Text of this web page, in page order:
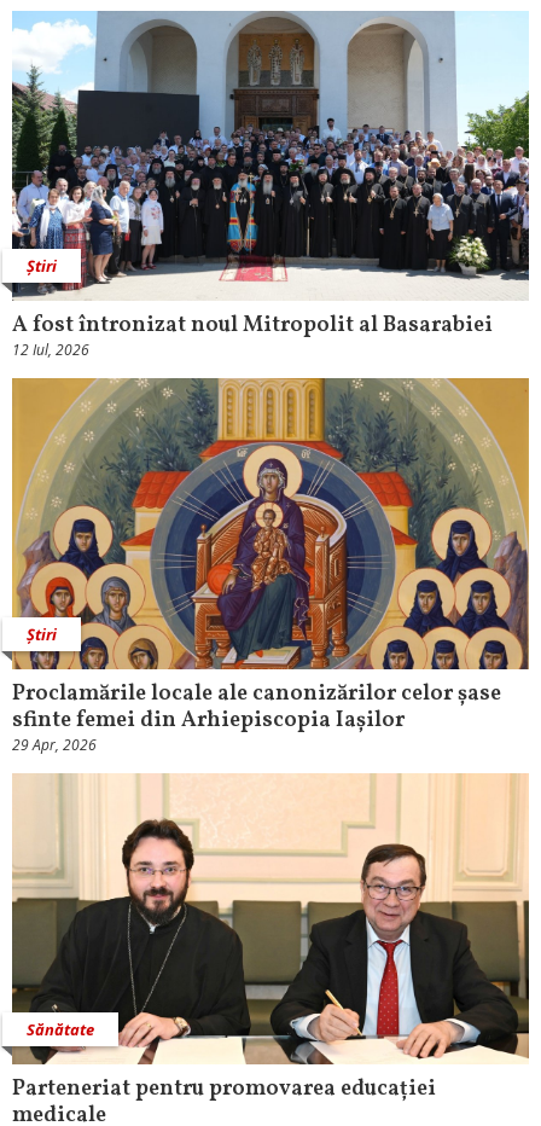
Știri
A fost întronizat noul Mitropolit al Basarabiei
12 Iul, 2026
Știri
Proclamările locale ale canonizărilor celor șase
sfinte femei din Arhiepiscopia Iașilor
29 Apr, 2026
Sănătate
Parteneriat pentru promovarea educației
medicale